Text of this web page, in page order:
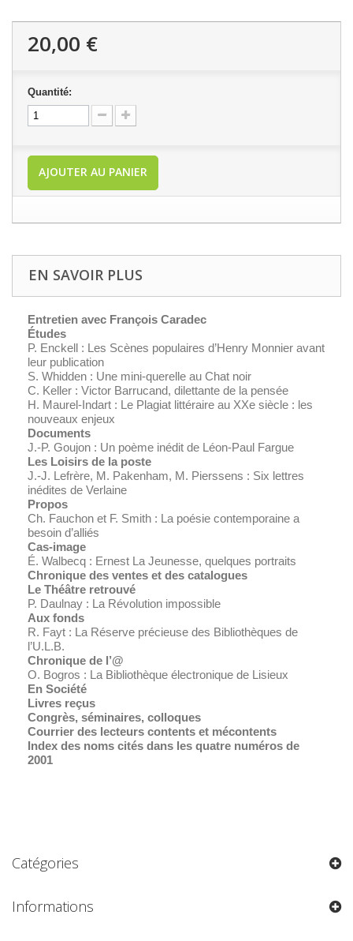
20,00 €
Quantité:
AJOUTER AU PANIER
EN SAVOIR PLUS
Entretien avec François Caradec
Études
P. Enckell : Les Scènes populaires d’Henry Monnier avant
leur publication
S. Whidden : Une mini-querelle au Chat noir
C. Keller : Victor Barrucand, dilettante de la pensée
H. Maurel-Indart : Le Plagiat littéraire au XXe siècle : les
nouveaux enjeux
Documents
J.-P. Goujon : Un poème inédit de Léon-Paul Fargue
Les Loisirs de la poste
J.-J. Lefrère, M. Pakenham, M. Pierssens : Six lettres
inédites de Verlaine
Propos
Ch. Fauchon et F. Smith : La poésie contemporaine a
besoin d’alliés
Cas-image
É. Walbecq : Ernest La Jeunesse, quelques portraits
Chronique des ventes et des catalogues
Le Théâtre retrouvé
P. Daulnay : La Révolution impossible
Aux fonds
R. Fayt : La Réserve précieuse des Bibliothèques de
l’U.L.B.
Chronique de l’@
O. Bogros : La Bibliothèque électronique de Lisieux
En Société
Livres reçus
Congrès, séminaires, colloques
Courrier des lecteurs contents et mécontents
Index des noms cités dans les quatre numéros de
2001
Catégories
Informations